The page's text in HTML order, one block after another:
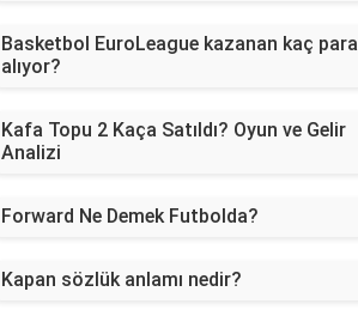
Basketbol EuroLeague kazanan kaç para
alıyor?
Kafa Topu 2 Kaça Satıldı? Oyun ve Gelir
Analizi
Forward Ne Demek Futbolda?
Kapan sözlük anlamı nedir?